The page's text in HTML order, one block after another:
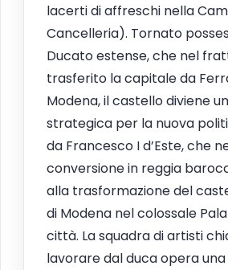
lacerti di affreschi nella
Cancelleria). Tornato
Ducato estense, che nel
trasferito la capitale da
Modena, il castello diviene
strategica per la nuova
da Francesco I d’Este, che
conversione in reggia
alla trasformazione del
di Modena nel colossale
città. La squadra di artisti
lavorare dal duca opera